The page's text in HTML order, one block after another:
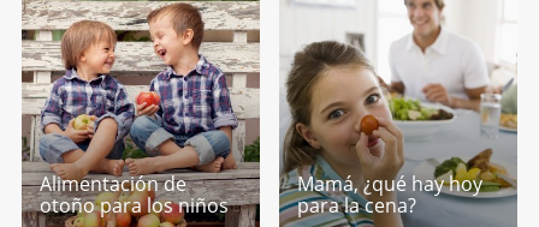
Alimentación de
otoño para los niños
Mamá, ¿qué hay hoy
para la cena?